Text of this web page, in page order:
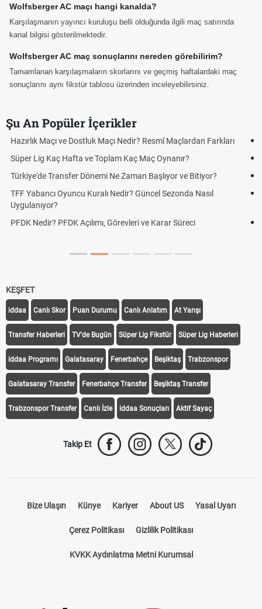
Wolfsberger AC maçı hangi kanalda?
Karşılaşmanın yayıncı kuruluşu belli olduğunda ilgili maç satırında
kanal bilgisi gösterilmektedir.
Wolfsberger AC maç sonuçlarını nereden görebilirim?
Tamamlanan karşılaşmaların skorlarını ve geçmiş haftalardaki maç
sonuçlarını aynı fikstür tablosu üzerinden inceleyebilirsiniz.
Şu An Popüler İçerikler
Puan Durumunda AG, OM ve Diğer Kısaltmalar Ne Anlama Gelir?
Skor Ne Demek? Sporda Skor ve Sonuç Kavramları
Futbol Nasıl Oynanır? Temel Futbol Kuralları
Deplasman Golü Kuralı Nedir? Hangi Organizasyonlarda
Uygulanıyor?
DGS Sonuçları Ne Zaman Açıklanacak 2026? ÖSYM Sonuç
KEŞFET
iddaa Canlı Skor Puan Durumu Canlı Anlatım At Yarışı
Transfer Haberleri TV'de Bugün Süper Lig Fikstür Süper Lig Haberleri
iddaa Programı Galatasaray Fenerbahçe Beşiktaş Trabzonspor
Galatasaray Transfer Fenerbahçe Transfer Beşiktaş Transfer
Trabzonspor Transfer Canlı İzle iddaa Sonuçları Aktif Sayaç
Takip Et
Bize Ulaşın Künye Kariyer About US Yasal Uyarı
Çerez Politikası Gizlilik Politikası
KVKK Aydınlatma Metni Kurumsal